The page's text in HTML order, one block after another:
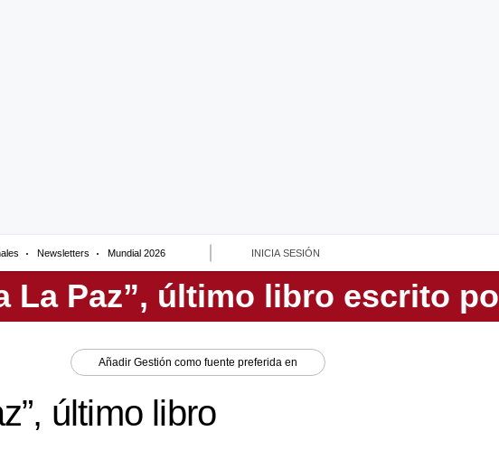
Newsletters Mundial 2026 INICIA SESIÓN
Añadir Gestión como fuente preferida en
último libro